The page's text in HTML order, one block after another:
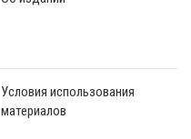
Условия использования
материалов